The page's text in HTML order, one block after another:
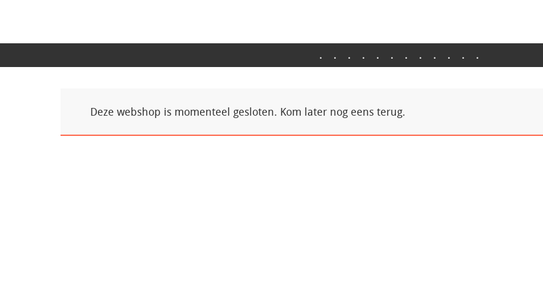
. . . . . . . . . . . .
Deze webshop is momenteel gesloten. Kom later nog eens terug.